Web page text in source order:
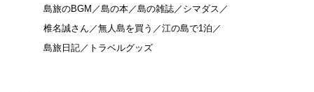
島旅のBGM／島の本／島の雑誌／シマダス／
椎名誠さん／無人島を買う／江の島で1泊／
島旅日記／トラベルグッズ